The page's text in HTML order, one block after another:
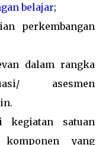
belajar;
perkembangan
dalam rangka
asesmen
kegiatan satuan
yang